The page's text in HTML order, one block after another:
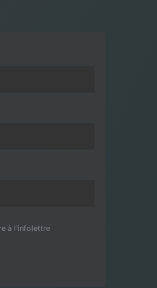
à l'infolettre